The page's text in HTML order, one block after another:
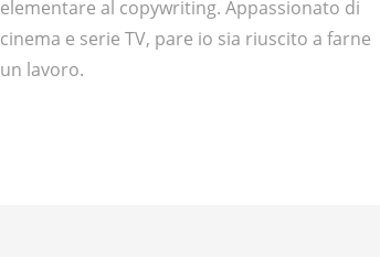
elementare al copywriting. Appassionato di
cinema e serie TV, pare io sia riuscito a farne
un lavoro.